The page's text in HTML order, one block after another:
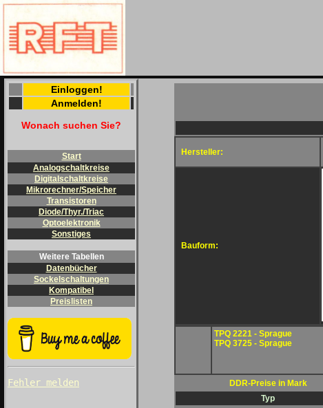
Einloggen!
Anmelden!
Wonach suchen Sie?
Start
Analogschaltkreise
Digitalschaltkreise
Mikrorechner/Speicher
Transistoren
Diode/Thyr./Triac
Optoelektronik
Sonstiges
Weitere Tabellen
Datenbücher
Sockelschaltungen
Kompatibel
Preislisten
Fehler melden
Hersteller:
Bauform:
TPQ 2221 - Sprague
TPQ 3725 - Sprague
DDR-Preise in Mark
Typ